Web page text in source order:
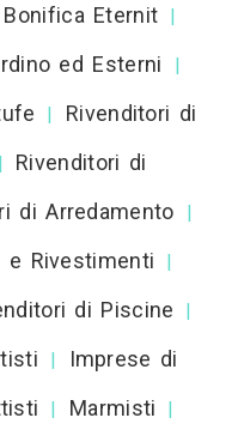
Eternit |
ed Esterni |
|
Rivenditori di
|
Rivenditori di
di Arredamento |
e Rivestimenti |
di Piscine |
|
Imprese di
| Marmisti |